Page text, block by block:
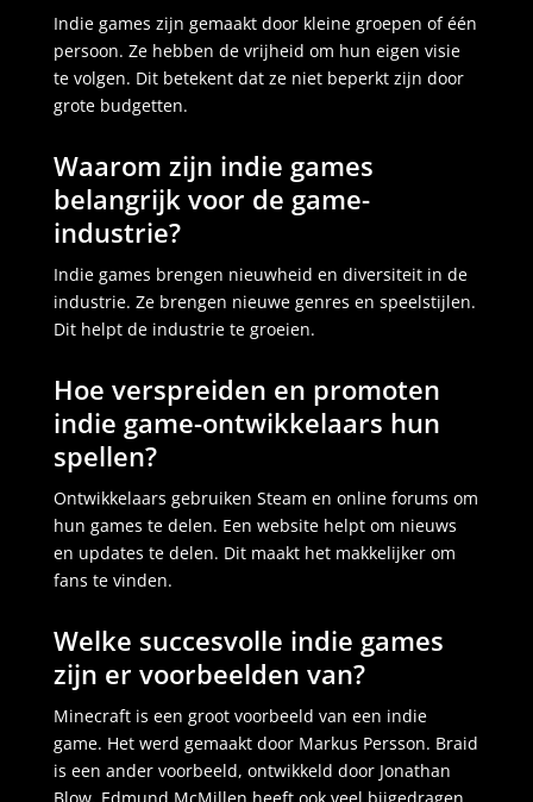
Indie games zijn gemaakt door kleine groepen of één
persoon. Ze hebben de vrijheid om hun eigen visie
te volgen. Dit betekent dat ze niet beperkt zijn door
grote budgetten.
Waarom zijn indie games
belangrijk voor de game-
industrie?
Indie games brengen nieuwheid en diversiteit in de
industrie. Ze brengen nieuwe genres en speelstijlen.
Dit helpt de industrie te groeien.
Hoe verspreiden en promoten
indie game-ontwikkelaars hun
spellen?
Ontwikkelaars gebruiken Steam en online forums om
hun games te delen. Een website helpt om nieuws
en updates te delen. Dit maakt het makkelijker om
fans te vinden.
Welke succesvolle indie games
zijn er voorbeelden van?
Minecraft is een groot voorbeeld van een indie
game. Het werd gemaakt door Markus Persson. Braid
is een ander voorbeeld, ontwikkeld door Jonathan
Blow. Edmund McMillen heeft ook veel bijgedragen